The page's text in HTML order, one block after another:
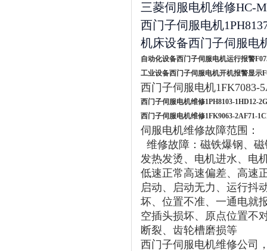
三菱伺服电机维修HC-
西门子伺服电机
机床设备西门子伺服电
自动化设备西门子伺服电机运行报警
工业设备西门子伺服电机开机报警显示
西门子伺服电机1FK7083-
西门子伺服电机维修1PH8103-1HD12-
西门子伺服电机维修1FK9063-2AF71-
伺服电机维修故障范围：
维修故障：磁铁爆钢、
发热发烫、电机进水、电
低速正常高速偏差、高速
启动、启动无力、运行抖
坏、位置不准、一通电就
空插头损坏、原点位置不
断裂、齿轮槽磨损等
西门子伺服电机维修公司